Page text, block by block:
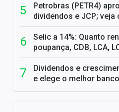
Petrobras (PETR4)
dividendos e JCP; veja
Selic a 14%: Quanto
poupança, CDB, LCA,
Dividendos e
e elege o melhor